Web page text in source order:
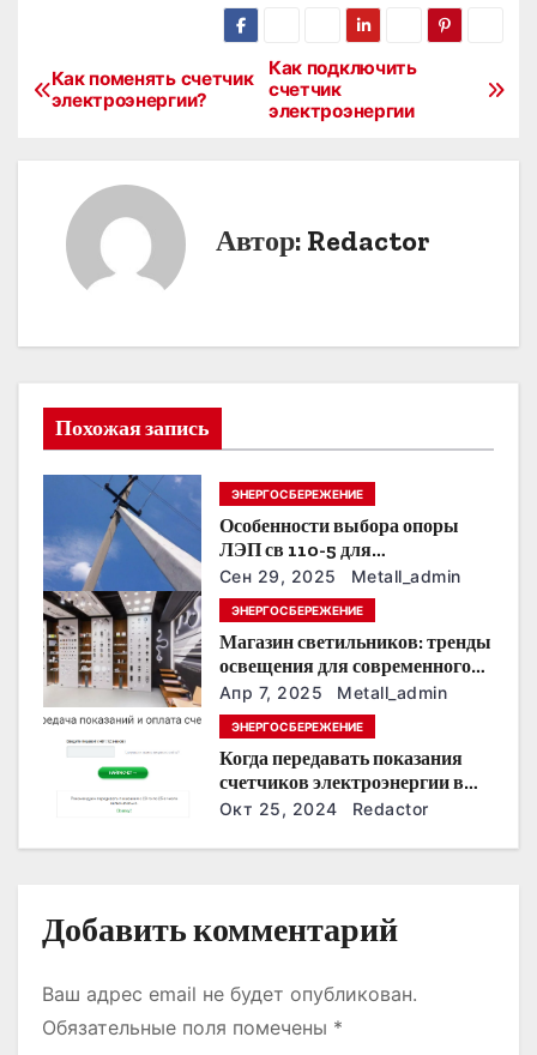
Н
и
я
о
з
а
п
я
Как подключить
счетчик
электроэнергии
Как поменять счетчик
электроэнергии?
Автор: Redactor
Похожая запись
ЭНЕРГОСБЕРЕЖЕНИЕ
Особенности выбора опоры
ЛЭП св 110-5 для
строительства электросетей
Сен 29, 2025 Metall_admin
ЭНЕРГОСБЕРЕЖЕНИЕ
Магазин светильников: тренды
освещения для современного
интерьера
Апр 7, 2025 Metall_admin
ЭНЕРГОСБЕРЕЖЕНИЕ
Когда передавать показания
счетчиков электроэнергии в
Дзержинске?
Окт 25, 2024 Redactor
Добавить комментарий
Ваш адрес email не будет опубликован.
Обязательные поля помечены *